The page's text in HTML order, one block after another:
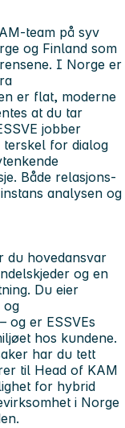
team på syv
og Finland som
I Norge er
er flat, moderne
at du tar
jobber
terskel for dialog
Både relasjons-
analysen og
du hovedansvar
og en
Du eier
og
og er ESSVEs
hos kundene.
har du tett
til Head of KAM
for hybrid
i Norge